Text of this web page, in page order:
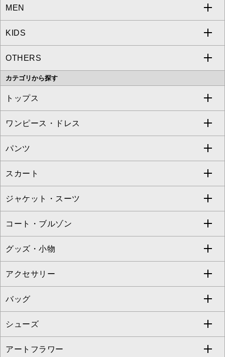
a.v.v
MICHEL KLEIN
MK MICHEL KLEIN
OFUON le MK
MEN
a.v.v
MICHEL KLEIN HOMME
MK MICHEL KLEIN HOMME
KIDS
a.v.v
OTHERS
MK MICHEL KLEIN BAG
カテゴリから探す
トップス
すべてのトップス
カットソー・Tシャツ
ブラウス・シャツ
ニット・セーター
カーディガン
アンサンブルセット
ベスト・ジレ
パーカー
タンクトップ・キャミソール
スウェット・ジャージー
ワンピース・ドレス
すべてのワンピース・ドレス
ワンピース
ドレス
チュニック
ジャンパースカート
その他のワンピース・ドレス
パンツ
すべてのパンツ
フルレングスパンツ
クロップド・半端丈パンツ
ガウチョ・ワイドパンツ
ハーフ・ショート丈パンツ
サロペット・オールインワン
その他のパンツ
スカート
すべてのスカート
ロング・マキシ丈スカート
ひざ丈スカート
ミモレ丈スカート
ショート・ミニ丈スカート
その他のスカート
ジャケット・スーツ
すべてのジャケット・スーツ
テーラードジャケット
ノーカラージャケット
セットアップ
セットアップジャケット
セットアップパンツ
コート・ブルゾン
すべてのコート・ブルゾン
トレンチコート
ピーコート
ダッフルコート
チェスターコート
グッズ・小物
すべてのグッズ・小物
マスク
ストール・マフラー・スヌード
ベルト・サスペンダー
アクセサリー
すべてのアクセサリー
ネックレス
ピアス・イヤリング
バッグ
すべてのバッグ
トートバッグ
シューズ
すべてのシューズ
アートフラワー